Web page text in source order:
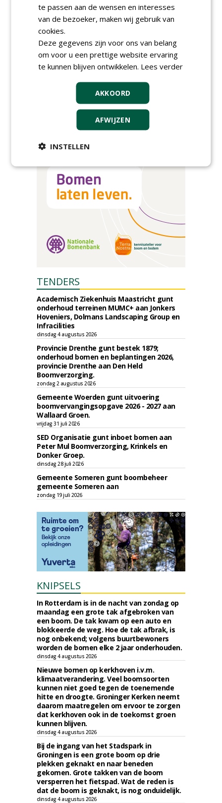
AGENDA
9 september
woensdag 9 september 2026
Poel organiseert
boomprofessionals
vrijdag 9 oktober 2026
Event: De stad van de
toekomst begint in de
openbare ruimte
donderdag 5 november 2026
TENDERS
Academisch Ziekenhuis Maastricht gunt
onderhoud terreinen MUMC+ aan Jonkers
Hoveniers, Dolmans Landscaping Group en
Infracilities
dinsdag 4 augustus 2026
Provincie Drenthe gunt bestek 1879;
onderhoud bomen en beplantingen 2026,
provincie Drenthe aan Den Held
Boomverzorging.
zondag 2 augustus 2026
Gemeente Woerden gunt uitvoering
boomvervangingsopgave 2026 - 2027 aan
Wallaard Groen.
vrijdag 31 juli 2026
SED Organisatie gunt inboet bomen aan
Peter Mul Boomverzorging, Krinkels en
Donker Groep.
dinsdag 28 juli 2026
Gemeente Someren gunt boombeheer
gemeente Someren aan
zondag 19 juli 2026
KNIPSELS
In Rotterdam is in de nacht van zondag op
maandag een grote tak afgebroken van
een boom. De tak kwam op een auto en
blokkeerde de weg. Hoe de tak afbrak, is
nog onbekend; volgens buurtbewoners
worden de bomen elke 2 jaar onderhouden.
dinsdag 4 augustus 2026
Nieuwe bomen op kerkhoven i.v.m.
klimaatverandering. Veel boomsoorten
kunnen niet goed tegen de toenemende
hitte en droogte. Groninger Kerken neemt
daarom maatregelen om ervoor te zorgen
dat kerkhoven ook in de toekomst groen
kunnen blijven.
dinsdag 4 augustus 2026
Bij de ingang van het Stadspark in
Groningen is een grote boom op drie
plekken geknakt en naar beneden
gekomen. Grote takken van de boom
versperren het fietspad. Wat de reden is
dat de boom is geknakt, is nog onduidelijk.
dinsdag 4 augustus 2026
te passen aan de wensen en interesses
van de bezoeker, maken wij gebruik van
cookies.
Deze gegevens zijn voor ons van belang
om voor u een prettige website ervaring
te kunnen blijven ontwikkelen. Lees verder
AKKOORD
AFWIJZEN
INSTELLEN